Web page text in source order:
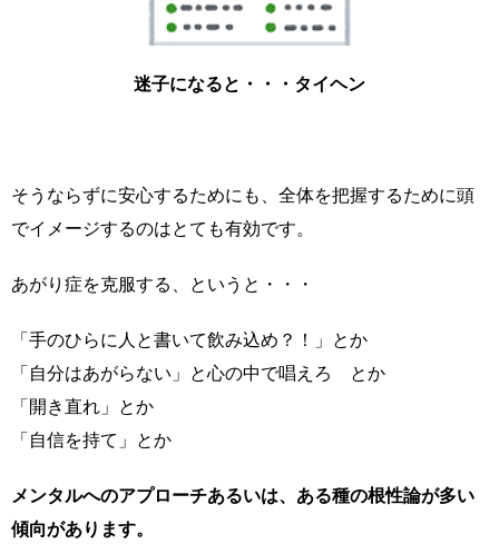
迷子になると・・・タイヘン
そうならずに安心するためにも、全体を把握するために頭
でイメージするのはとても有効です。
あがり症を克服する、というと・・・
「手のひらに人と書いて飲み込め？！」とか
「自分はあがらない」と心の中で唱えろ とか
「開き直れ」とか
「自信を持て」とか
メンタルへのアプローチあるいは、ある種の根性論が多い
傾向があります。